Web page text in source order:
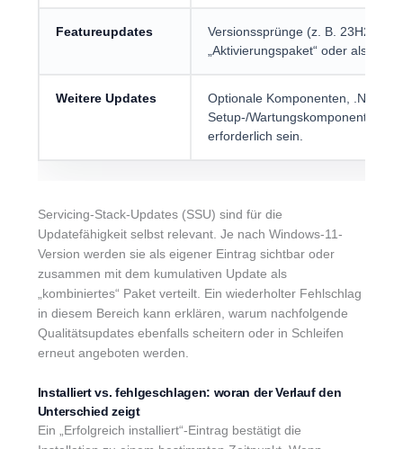
Featureupdates
Versionssprünge (z. B. 23H2 auf
„Aktivierungspaket“ oder als
Weitere Updates
Optionale Komponenten, .NET-
Setup-/Wartungskomponenten;
erforderlich sein.
Servicing-Stack-Updates (SSU) sind für die
Updatefähigkeit selbst relevant. Je nach Windows-11-
Version werden sie als eigener Eintrag sichtbar oder
zusammen mit dem kumulativen Update als
„kombiniertes“ Paket verteilt. Ein wiederholter Fehlschlag
in diesem Bereich kann erklären, warum nachfolgende
Qualitätsupdates ebenfalls scheitern oder in Schleifen
erneut angeboten werden.
Installiert vs. fehlgeschlagen: woran der Verlauf den
Unterschied zeigt
Ein „Erfolgreich installiert“-Eintrag bestätigt die